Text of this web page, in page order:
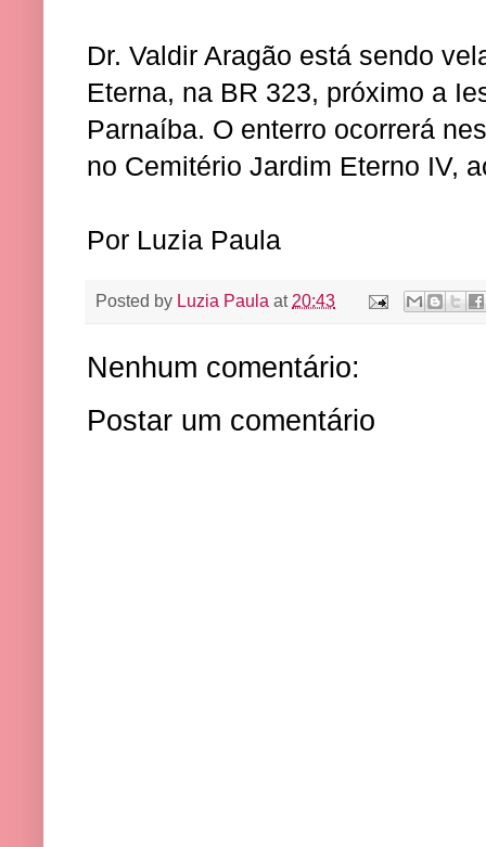
Dr. Valdir Aragão está sendo
Eterna, na BR 323, próximo a
Parnaíba. O enterro ocorrerá
no Cemitério Jardim Eterno IV,
Por Luzia Paula
Posted by Luzia Paula at 20:43
Nenhum comentário:
Postar um comentário